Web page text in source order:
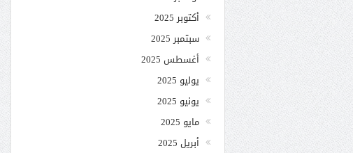
أكتوبر 2025
سبتمبر 2025
أغسطس 2025
يوليو 2025
يونيو 2025
مايو 2025
أبريل 2025